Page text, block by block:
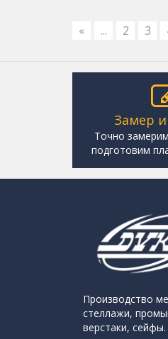
« ... 2 3
Замер
Точно
подготовим
Производство
стеллажи,
верстаки, сейфы.